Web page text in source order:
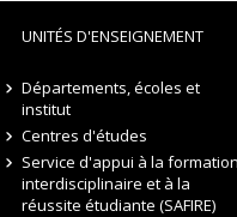
UNITÉS D'ENSEIGNEMENT
Départements, écoles et
institut
Centres d'études
Service d'appui à la formation
interdisciplinaire et à la
réussite étudiante (SAFIRE)